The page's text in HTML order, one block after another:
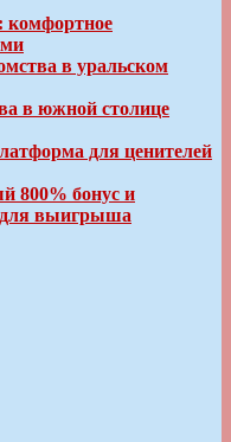
комфортное
в уральском
в южной столице
для ценителей
800% бонус и
для выигрыша